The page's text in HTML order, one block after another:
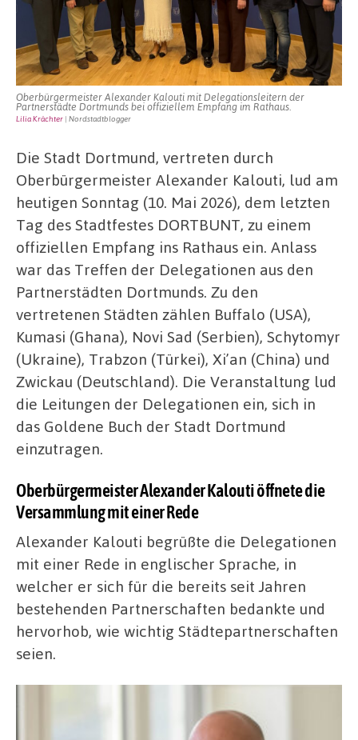
ein
Oberbürgermeister Alexander Kalouti mit Delegationsleitern der
Partnerstädte Dortmunds bei offiziellem Empfang im Rathaus.
Lilia Krächter | Nordstadtblogger
Die Stadt Dortmund, vertreten durch
Oberbürgermeister Alexander Kalouti, lud am
heutigen Sonntag (10. Mai 2026), dem letzten
Tag des Stadtfestes DORTBUNT, zu einem
offiziellen Empfang ins Rathaus ein. Anlass
war das Treffen der Delegationen aus den
Partnerstädten Dortmunds. Zu den
vertretenen Städten zählen Buffalo (USA),
Kumasi (Ghana), Novi Sad (Serbien), Schytomyr
(Ukraine), Trabzon (Türkei), Xi’an (China) und
Zwickau (Deutschland). Die Veranstaltung lud
die Leitungen der Delegationen ein, sich in
das Goldene Buch der Stadt Dortmund
einzutragen.
Oberbürgermeister Alexander Kalouti öffnete die
Versammlung mit einer Rede
Alexander Kalouti begrüßte die Delegationen
mit einer Rede in englischer Sprache, in
welcher er sich für die bereits seit Jahren
bestehenden Partnerschaften bedankte und
hervorhob, wie wichtig Städtepartnerschaften
seien.